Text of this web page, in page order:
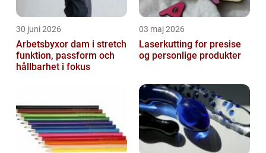
30 juni 2026
Arbetsbyxor dam i stretch
funktion, passform och
hållbarhet i fokus
03 maj 2026
Laserkutting for presise
og personlige produkter